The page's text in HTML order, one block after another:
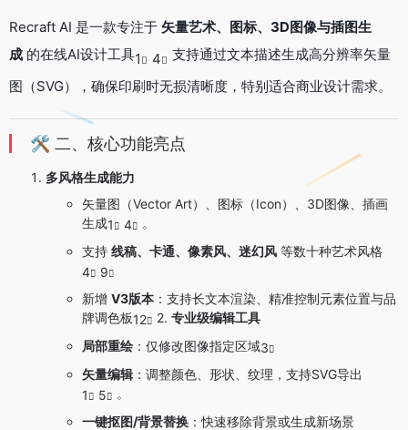
Recraft AI 是一款专注于 矢量艺术、图标、3D图像与插图生
成 的在线AI设计工具1 4
支持通过文本描述生成高分辨率矢量
图（SVG），确保印刷时无损清晰度，特别适合商业设计需求。
🛠️ 二、核心功能亮点
多风格生成能力
矢量图（Vector Art）、图标（Icon）、3D图像、插画
生成1 4
。
支持 线稿、卡通、像素风、迷幻风 等数十种艺术风格
4
9
新增 V3版本 ：支持长文本渲染、精准控制元素位置与品
牌调色板12 2. 专业级编辑工具
局部重绘 ：仅修改图像指定区域3
矢量编辑 ：调整颜色、形状、纹理，支持SVG导出
1
5
。
一键抠图/背景替换 ：快速移除背景或生成新场景